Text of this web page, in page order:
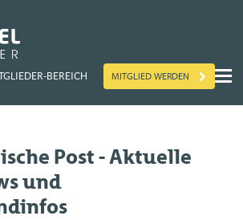
BEREICH MITGLIED WERDEN
Post - Aktuelle
und